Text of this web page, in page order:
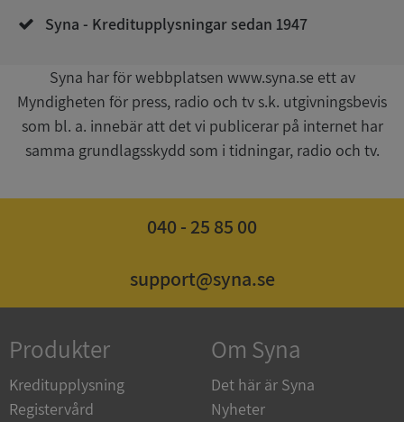
Syna - Kreditupplysningar sedan 1947
Syna har för webbplatsen www.syna.se ett av
Myndigheten för press, radio och tv s.k. utgivningsbevis
som bl. a. innebär att det vi publicerar på internet har
samma grundlagsskydd som i tidningar, radio och tv.
040 - 25 85 00
support@syna.se
Produkter
Kreditupplysning
Registervård
Om Syna
Det här är Syna
Nyheter
CookieScriptConsent
CookieScript
.syna.se
1 år 1
månad
_GRECAPTCHA
Google LLC
www.google.com
Microsoft
Corporation
en.syna.se